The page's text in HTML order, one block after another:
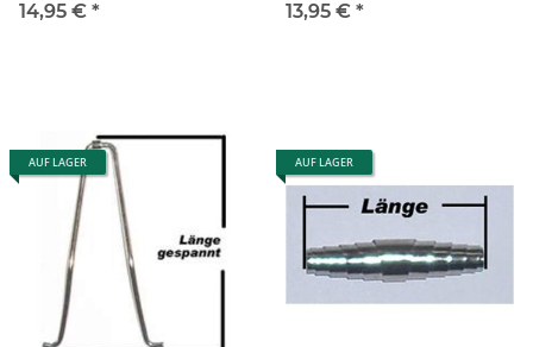
14,95 € *
13,95 € *
AUF LAGER AUF LAGER